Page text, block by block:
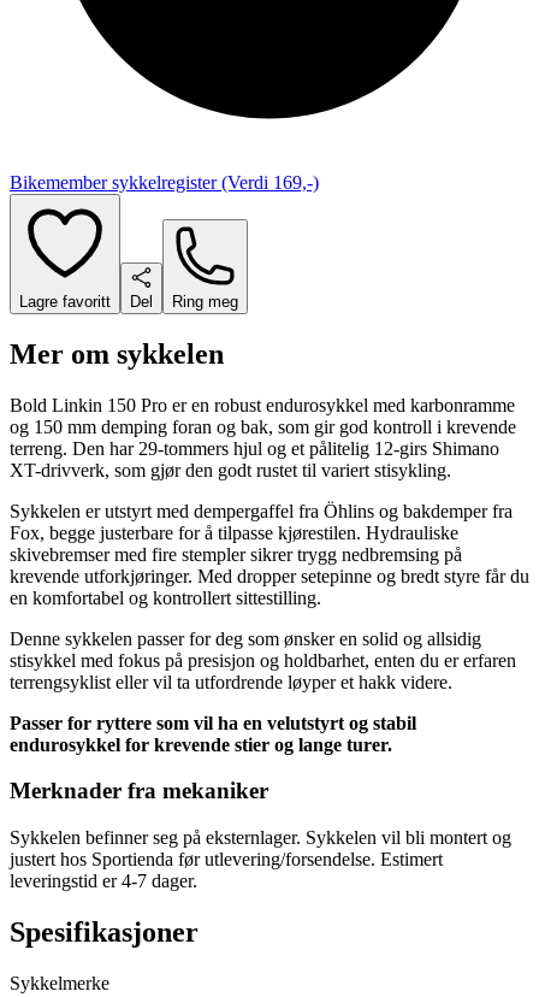
Bikemember sykkelregister (Verdi 169,-)
Lagre favoritt Del Ring meg
Mer om sykkelen
Bold Linkin 150 Pro er en robust endurosykkel med karbonramme
og 150 mm demping foran og bak, som gir god kontroll i krevende
terreng. Den har 29-tommers hjul og et pålitelig 12-girs Shimano
XT-drivverk, som gjør den godt rustet til variert stisykling.
Sykkelen er utstyrt med dempergaffel fra Öhlins og bakdemper fra
Fox, begge justerbare for å tilpasse kjørestilen. Hydrauliske
skivebremser med fire stempler sikrer trygg nedbremsing på
krevende utforkjøringer. Med dropper setepinne og bredt styre får du
en komfortabel og kontrollert sittestilling.
Denne sykkelen passer for deg som ønsker en solid og allsidig
stisykkel med fokus på presisjon og holdbarhet, enten du er erfaren
terrengsyklist eller vil ta utfordrende løyper et hakk videre.
Passer for ryttere som vil ha en velutstyrt og stabil
endurosykkel for krevende stier og lange turer.
Merknader fra mekaniker
Sykkelen befinner seg på eksternlager. Sykkelen vil bli montert og
justert hos Sportienda før utlevering/forsendelse. Estimert
leveringstid er 4-7 dager.
Spesifikasjoner
Sykkelmerke